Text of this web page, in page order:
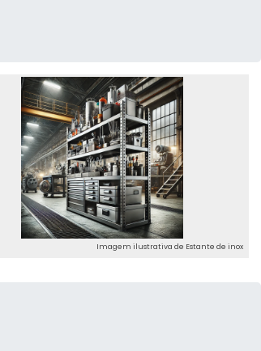
Imagem ilustrativa de Estante de inox